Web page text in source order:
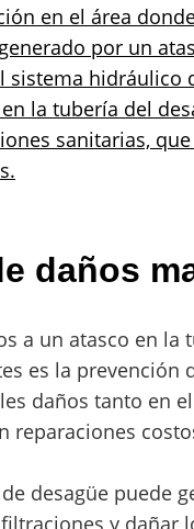
en el área
por un
sistema hidráulico
la tubería del
sanitarias,
daños
a un atasco en la
es la prevención
daños tanto en
reparaciones
desagüe puede
y dañar